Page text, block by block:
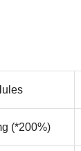
(*200%)